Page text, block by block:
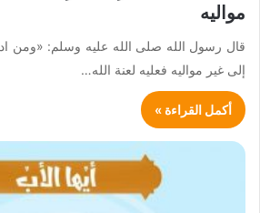
مواليه
قال رسول الله صلى الله عليه وسلم: «ومن
إلى غير مواليه فعليه لعنة الله…
أكمل القراءة »